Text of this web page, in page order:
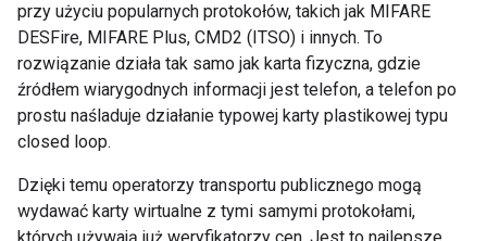
przy użyciu popularnych protokołów, takich jak MIFARE
DESFire, MIFARE Plus, CMD2 (ITSO) i innych. To
rozwiązanie działa tak samo jak karta fizyczna, gdzie
źródłem wiarygodnych informacji jest telefon, a telefon po
prostu naśladuje działanie typowej karty plastikowej typu
closed loop.
Dzięki temu operatorzy transportu publicznego mogą
wydawać karty wirtualne z tymi samymi protokołami,